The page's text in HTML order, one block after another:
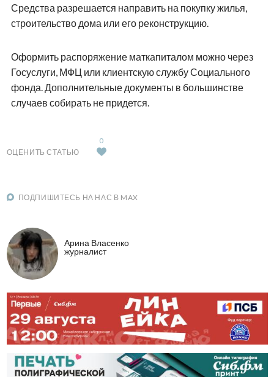
Средства разрешается направить на покупку жилья,
строительство дома или его реконструкцию.
Оформить распоряжение маткапиталом можно через
Госуслуги, МФЦ или клиентскую службу Социального
фонда. Дополнительные документы в большинстве
случаев собирать не придется.
ОЦЕНИТЬ СТАТЬЮ
0
ПОДПИШИТЕСЬ НА НАС В MAX
Арина Власенко
журналист